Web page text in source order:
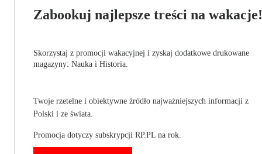
Zabookuj najlepsze treści na wakacje!
Skorzystaj z promocji wakacyjnej i zyskaj dodatkowe drukowane
magazyny: Nauka i Historia.
Twoje rzetelne i obiektywne źródło najważniejszych informacji z
Polski i ze świata.
Promocja dotyczy subskrypcji RP.PL na rok.